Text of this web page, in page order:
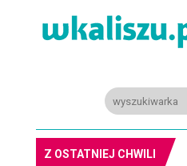
Z OSTATNIEJ CHWILI